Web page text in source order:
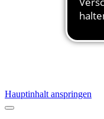
Hauptinhalt anspringen